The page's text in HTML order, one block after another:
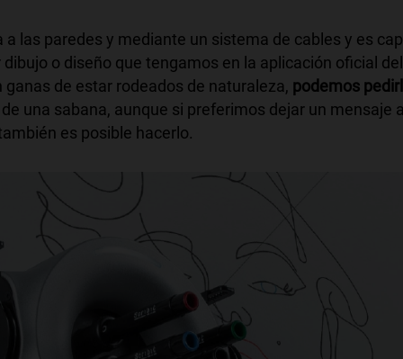
las paredes y mediante un sistema de cables y es
o diseño que tengamos en la aplicación oficial del
de estar rodeados de naturaleza, podemos
una sabana, aunque si preferimos dejar un mensaje a
es posible hacerlo.